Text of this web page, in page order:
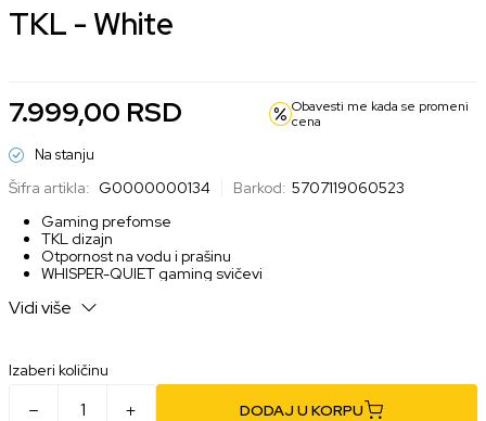
TKL - White
7.999,00 RSD
Obavesti me kada se promeni
cena
Na stanju
Šifra artikla: G0000000134 Barkod: 5707119060523
Gaming prefomse
TKL dizajn
Otpornost na vodu i prašinu
WHISPER-QUIET gaming svičevi
Vidi više
Izaberi količinu
DODAJ U KORPU